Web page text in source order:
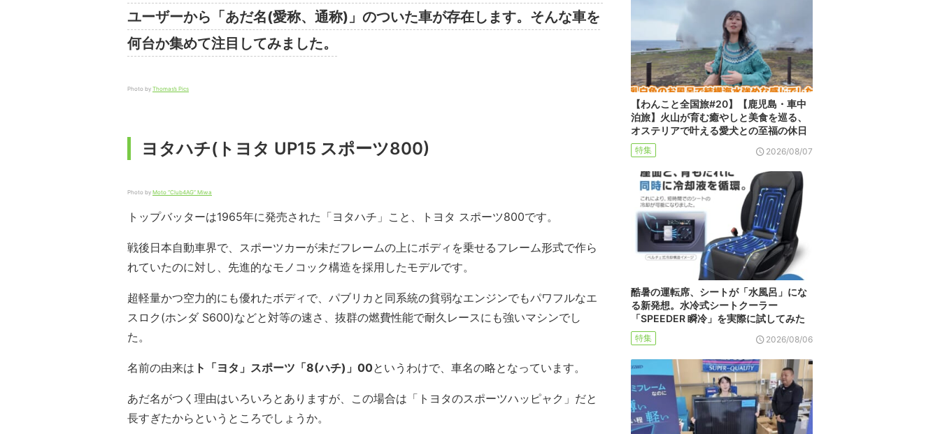
ユーザーから「あだ名(愛称、通称)」のついた車が存在します。そんな車を
何台か集めて注目してみました。
Photo by Thomas’s Pics
ヨタハチ(トヨタ UP15 スポーツ800)
Photo by Moto “Club4AG” Miwa
トップバッターは1965年に発売された「ヨタハチ」こと、トヨタ スポーツ800です。
戦後日本自動車界で、スポーツカーが未だフレームの上にボディを乗せるフレーム形式で作ら
れていたのに対し、先進的なモノコック構造を採用したモデルです。
超軽量かつ空力的にも優れたボディで、パブリカと同系統の貧弱なエンジンでもパワフルなエ
スロク(ホンダ S600)などと対等の速さ、抜群の燃費性能で耐久レースにも強いマシンでし
た。
名前の由来は ト「ヨタ」スポーツ「8(ハチ)」00というわけで、車名の略となっています。
あだ名がつく理由はいろいろとありますが、この場合は「トヨタのスポーツハッピャク」だと
長すぎたからというところでしょうか。
【わんこと全国旅#20】【鹿児島・車中
泊旅】火山が育む癒やしと美食を巡る、
オステリアで叶える愛犬との至福の休日
特集 2026/08/07
酷暑の運転席、シートが「水風呂」にな
る新発想。水冷式シートクーラー
「SPEEDER 瞬冷」を実際に試してみた
特集 2026/08/06